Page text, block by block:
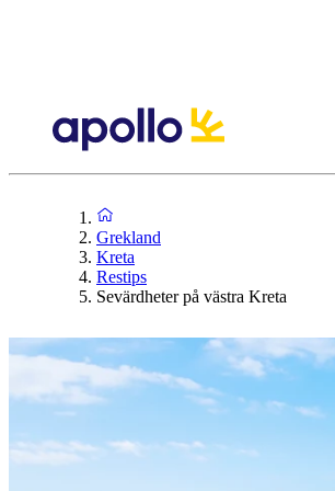
Grekland
Kreta
Restips
Sevärdheter på västra Kreta